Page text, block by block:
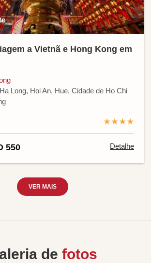
a Vietnã e Hong Kong em
Long, Hoi An, Hue, Cidade de Ho Chi
★★★★
550 Detalhe
VER MAIS
de fotos